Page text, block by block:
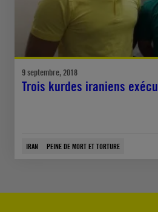
9 septembre, 2018
Trois kurdes iraniens
IRAN PEINE DE MORT ET TORTURE